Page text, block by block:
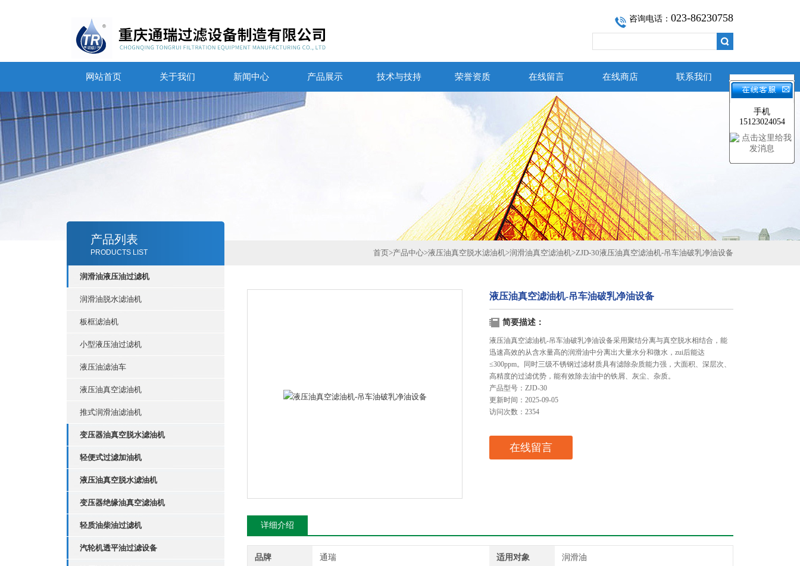
咨询电话： 023-86230758
网站首页 关于我们 新闻中心 产品展示 技术与技持 荣誉资质 在线留言 在线商店 联系我们
产品列表
PRODUCTS LIST
润滑油液压油过滤机
润滑油脱水滤油机
板框滤油机
小型液压油过滤机
液压油滤油车
液压油真空滤油机
推式润滑油滤油机
变压器油真空脱水滤油机
轻便式过滤加油机
液压油真空脱水滤油机
变压器绝缘油真空滤油机
轻质油柴油过滤机
汽轮机透平油过滤设备
首页>产品中心>液压油真空脱水滤油机>润滑油真空滤油机>ZJD-30液压油真空滤油机-吊车油破乳净油设备
液压油真空滤油机-吊车油破乳净油设备
简要描述：
液压油真空滤油机-吊车油破乳净油设备采用聚结分离与真空脱水相结合，能
迅速高效的从含水量高的润滑油中分离出大量水分和微水，zui后能达
≤300ppm。同时三级不锈钢过滤材质具有滤除杂质能力强，大面积、深层次、
高精度的过滤优势，能有效除去油中的铁屑、灰尘、杂质。
产品型号：ZJD-30
更新时间：2025-09-05
访问次数：2354
在线留言
详细介绍
品牌 通瑞 适用对象 润滑油
手机
15123024054